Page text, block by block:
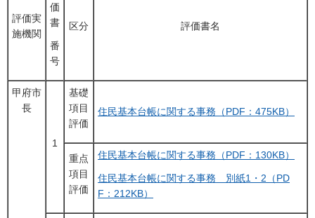
評価実
施機関
価
書
番
号
区分 評価書名
甲府市
長
1
基礎
項目
評価
住民基本台帳に関する事務（PDF：475KB）
重点
項目
評価
住民基本台帳に関する事務（PDF：130KB）
住民基本台帳に関する事務＿別紙1・2（PD
F：212KB）